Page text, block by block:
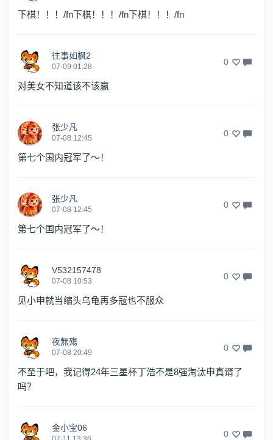
下棋！！！/fn下棋！！！/fn下棋！！！/fn
往事如枫2
07-09 01:28 0
对美女不知道该不该赢
张少凡
07-08 12:45 0
第七个国内冠军了～！
张少凡
07-08 12:45 0
第七个国内冠军了～！
V532157478
07-08 10:53 0
见小申就当缩头乌龟再多㓂也不服众
夜無殤
07-08 20:49 0
不至于吧，我记得24年三星杯丁浩不是8强淘汰申真谞了
吗？
金小宝06
0